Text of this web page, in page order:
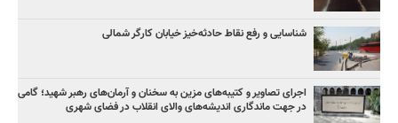
شناسایی و رفع نقاط حادثه‌خیز خیابان کارگر شمالی
اجرای تصاویر و کتیبه‌های مزین به سخنان و آرمان‌های رهبر شهید؛ گامی
در جهت ماندگاری اندیشه‌های والای انقلاب در فضای شهری